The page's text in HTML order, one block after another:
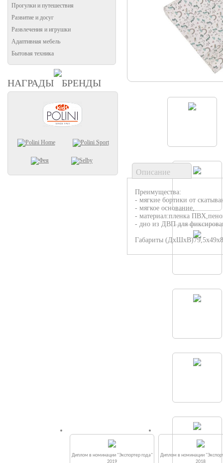
Прогулки и путешествия
Развитие и досуг
Развлечения и игрушки
Адаптивная мебель
Бытовая техника
НАГРАДЫ БРЕНДЫ
Описание
Преимущества:
- мягкие бортики от
- мягкое основание,
- материал:пленка
- дно из ДВП для
Габариты
Диплом в номинации "Экспортер года"
2019
Диплом в номинации
2018